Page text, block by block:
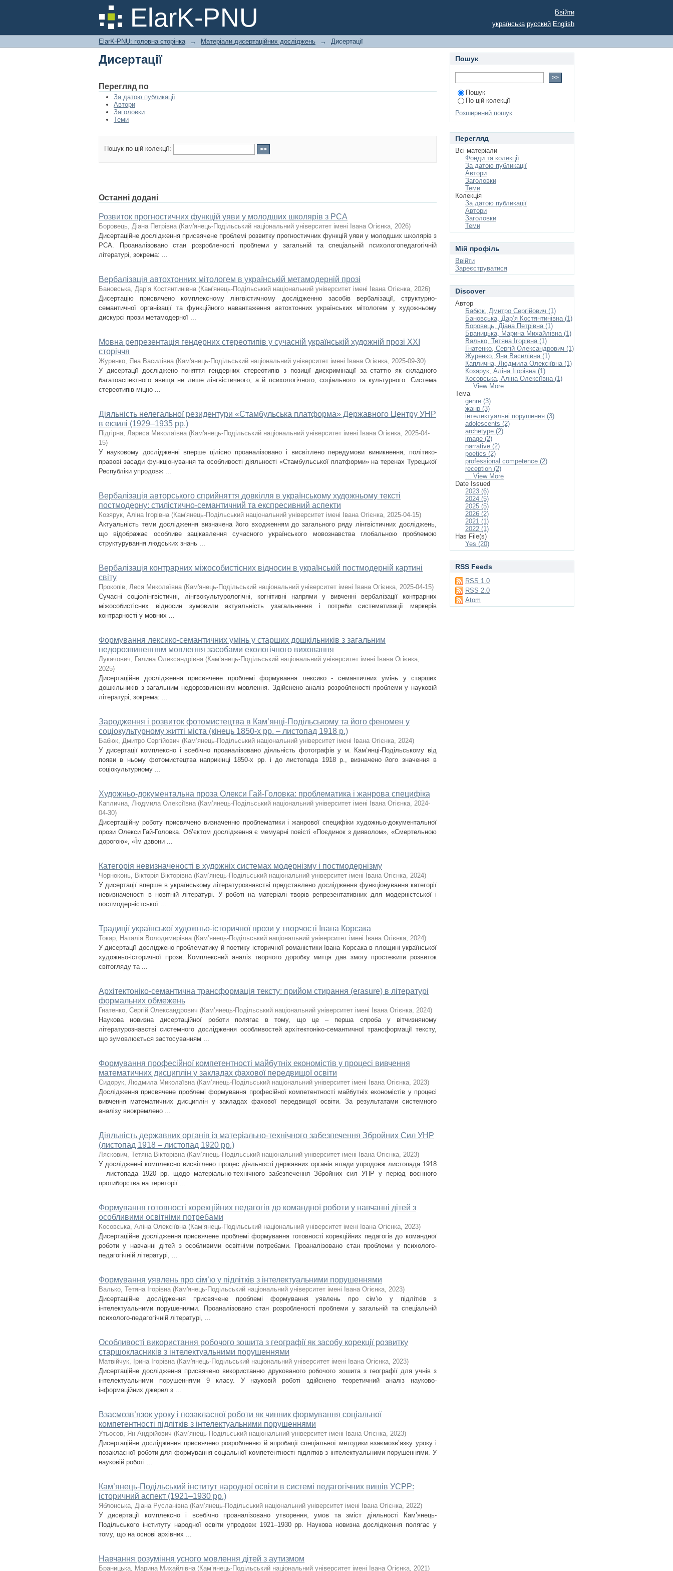
ElarK-PNU
Дисертації
Ввійти
українська русский English
ElarK-PNU: головна сторінка → Матеріали дисертаційних досліджень → Дисертації
Дисертації
Перегляд по
За датою публикації
Автори
Заголовки
Теми
Пошук по цій колекції:
Останні додані
Розвиток прогностичних функцій уяви у молодших школярів з РСА
Боровець, Діана Петрівна (Кам'янець-Подільський національний університет імені Івана Огієнка, 2026)
Дисертаційне дослідження присвячене проблемі розвитку прогностичних функцій уяви у молодших школярів з
РСА. Проаналізовано стан розробленості проблеми у загальній та спеціальній психолого­педагогічній
літературі, зокрема: ...
Вербалізація автохтонних мітологем в українській метамодерній прозі
Бановська, Дар’я Костянтинівна (Кам'янець-Подільський національний університет імені Івана Огієнка, 2026)
Дисертацію присвячено комплексному лінгвістичному дослідженню засобів вербалізації, структурно-
семантичної організації та функційного навантаження автохтонних українських мітологем у художньому
дискурсі прози метамодерної ...
Мовна репрезентація гендерних стереотипів у сучасній українській художній прозі ХХІ
сторіччя
Журенко, Яна Василівна (Кам'янець-Подільський національний університет імені Івана Огієнка, 2025-09-30)
У дисертації досліджено поняття гендерних стереотипів з позиції дискримінації за статтю як складного
багатоаспектного явища не лише лінгвістичного, а й психологічного, соціального та культурного. Система
стереотипів міцно ...
Діяльність нелегальної резидентури «Стамбульська платформа» Державного Центру УНР
в екзилі (1929–1935 рр.)
Підгірна, Лариса Миколаївна (Кам'янець-Подільський національний університет імені Івана Огієнка, 2025-04-
15)
У науковому дослідженні вперше цілісно проаналізовано і висвітлено передумови виникнення, політико-
правові засади функціонування та особливості діяльності «Стамбульської платформи» на теренах Турецької
Республіки упродовж ...
Вербалізація авторського сприйняття довкілля в українському художньому тексті
постмодерну: стилістично-семантичний та експресивний аспекти
Козярук, Аліна Ігорівна (Кам'янець-Подільський національний університет імені Івана Огієнка, 2025-04-15)
Актуальність теми дослідження визначена його входженням до загального ряду лінгвістичних досліджень,
що відображає особливе зацікавлення сучасного українського мовознавства глобальною проблемою
структурування людських знань ...
Вербалізація контрарних міжособистісних відносин в українській постмодерній картині
світу
Прокопів, Леся Миколаївна (Кам'янець-Подільський національний університет імені Івана Огієнка, 2025-04-15)
Сучасні соціолінгвістичні, лінгвокультурологічні, когнітивні напрями у вивченні вербалізації контрарних
міжособистісних відносин зумовили актуальність узагальнення і потреби систематизації маркерів
контрарності у мовних ...
Формування лексико-семантичних умінь у старших дошкільників з загальним
недорозвиненням мовлення засобами екологічного виховання
Лукачович, Галина Олександрівна (Кам’янець-Подільський національний університет імені Івана Огієнка,
2025)
Дисертаційне дослідження присвячене проблемі формування лексико - семантичних умінь у старших
дошкільників з загальним недорозвиненням мовлення. Здійснено аналіз розробленості проблеми у науковій
літературі, зокрема: ...
Зародження і розвиток фотомистецтва в Кам’янці-Подільському та його феномен у
соціокультурному житті міста (кінець 1850-х рр. – листопад 1918 р.)
Бабюк, Дмитро Сергійович (Кам’янець-Подільський національний університет імені Івана Огієнка, 2024)
У дисертації комплексно і всебічно проаналізовано діяльність фотографів у м. Кам’янці-Подільському від
появи в ньому фотомистецтва наприкінці 1850-х рр. і до листопада 1918 р., визначено його значення в
соціокультурному ...
Художньо-документальна проза Олекси Гай-Головка: проблематика і жанрова специфіка
Каплична, Людмила Олексіївна (Кам’янець-Подільський національний університет імені Івана Огієнка, 2024-
04-30)
Дисертаційну роботу присвячено визначенню проблематики і жанрової специфіки художньо-документальної
прози Олекси Гай-Головка. Об’єктом дослідження є мемуарні повісті «Поєдинок з дияволом», «Смертельною
дорогою», «Їм дзвони ...
Категорія невизначеності в художніх системах модернізму і постмодернізму
Чорноконь, Вікторія Вікторівна (Кам’янець-Подільський національний університет імені Івана Огієнка, 2024)
У дисертації вперше в українському літературознавстві представлено дослідження функціонування категорії
невизначеності в новітній літературі. У роботі на матеріалі творів репрезентативних для модерністської і
постмодерністської ...
Традиції української художньо-історичної прози у творчості Івана Корсака
Токар, Наталія Володимирівна (Кам’янець-Подільський національний університет імені Івана Огієнка, 2024)
У дисертації досліджено проблематику й поетику історичної романістики Івана Корсака в площині української
художньо-історичної прози. Комплексний аналіз творчого доробку митця дав змогу простежити розвиток
світогляду та ...
Архітектоніко-семантична трансформація тексту: прийом стирання (erasure) в літературі
формальних обмежень
Гнатенко, Сергій Олександрович (Кам’янець-Подільський національний університет імені Івана Огієнка, 2024)
Наукова новизна дисертаційної роботи полягає в тому, що це – перша спроба у вітчизняному
літературознавстві системного дослідження особливостей архітектоніко-семантичної трансформації тексту,
що зумовлюється застосуванням ...
Формування професійної компетентності майбутніх економістів у процесі вивчення
математичних дисциплін у закладах фахової передвищої освіти
Сидорук, Людмила Миколаївна (Кам’янець-Подільський національний університет імені Івана Огієнка, 2023)
Дослідження присвячене проблемі формування професійної компетентності майбутніх економістів у процесі
вивчення математичних дисциплін у закладах фахової передвищої освіти. За результатами системного
аналізу виокремлено ...
Діяльність державних органів із матеріально-технічного забезпечення Збройних Сил УНР
(листопад 1918 – листопад 1920 рр.)
Ляскович, Тетяна Вікторівна (Кам’янець-Подільський національний університет імені Івана Огієнка, 2023)
У дослідженні комплексно висвітлено процес діяльності державних органів влади упродовж листопада 1918
– листопада 1920 рр. щодо матеріально-технічного забезпечення Збройних сил УНР у період воєнного
протиборства на території ...
Формування готовності корекційних педагогів до командної роботи у навчанні дітей з
особливими освітніми потребами
Косовська, Аліна Олексіївна (Кам’янець-Подільський національний університет імені Івана Огієнка, 2023)
Дисертаційне дослідження присвячене проблемі формування готовності корекційних педагогів до командної
роботи у навчанні дітей з особливими освітніми потребами. Проаналізовано стан проблеми у психолого-
педагогічній літературі, ...
Формування уявлень про сім’ю у підлітків з інтелектуальними порушеннями
Валько, Тетяна Ігорівна (Кам'янець-Подільський національний університет імені Івана Огієнка, 2023)
Дисертаційне дослідження присвячене проблемі формування уявлень про сім’ю у підлітків з
інтелектуальними порушеннями. Проаналізовано стан розробленості проблеми у загальній та спеціальній
психолого-педагогічній літературі, ...
Особливості використання робочого зошита з географії як засобу корекції розвитку
старшокласників з інтелектуальними порушеннями
Матвійчук, Ірина Ігорівна (Кам'янець-Подільський національний університет імені Івана Огієнка, 2023)
Дисертаційне дослідження присвячено використанню друкованого робочого зошита з географії для учнів з
інтелектуальними порушеннями 9 класу. У науковій роботі здійснено теоретичний аналіз науково-
інформаційних джерел з ...
Взаємозв’язок уроку і позакласної роботи як чинник формування соціальної
компетентності підлітків з інтелектуальними порушеннями
Утьосов, Ян Андрійович (Кам’янець-Подільський національний університет імені Івана Огієнка, 2023)
Дисертаційне дослідження присвячено розробленню й апробації спеціальної методики взаємозв’язку уроку і
позакласної роботи для формування соціальної компетентності підлітків з інтелектуальними порушеннями. У
науковій роботі ...
Кам’янець-Подільський інститут народної освіти в системі педагогічних вишів УСРР:
історичний аспект (1921–1930 рр.)
Яблонська, Діана Русланівна (Кам’янець-Подільський національний університет імені Івана Огієнка, 2022)
У дисертації комплексно і всебічно проаналізовано утворення, умов та зміст діяльності Кам’янець-
Подільського інституту народної освіти упродовж 1921–1930 рр. Наукова новизна дослідження полягає у
тому, що на основі архівних ...
Навчання розуміння усного мовлення дітей з аутизмом
Браницька, Марина Михайлівна (Кам’янець-Подільський національний університет імені Івана Огієнка, 2021)
Пошук
Пошук
По цій колекції
Розширений пошук
Перегляд
Всі матеріали
Фонди та колекції
За датою публикації
Автори
Заголовки
Теми
Колекція
За датою публикації
Автори
Заголовки
Теми
Мій профіль
Ввійти
Зареєструватися
Discover
Автор
Бабюк, Дмитро Сергійович (1)
Бановська, Дар’я Костянтинівна (1)
Боровець, Діана Петрівна (1)
Браницька, Марина Михайлівна (1)
Валько, Тетяна Ігорівна (1)
Гнатенко, Сергій Олександрович (1)
Журенко, Яна Василівна (1)
Каплична, Людмила Олексіївна (1)
Козярук, Аліна Ігорівна (1)
Косовська, Аліна Олексіївна (1)
... View More
Тема
genre (3)
жанр (3)
інтелектуальні порушення (3)
adolescents (2)
archetype (2)
image (2)
narrative (2)
poetics (2)
professional competence (2)
reception (2)
... View More
Date Issued
2023 (6)
2024 (5)
2025 (5)
2026 (2)
2021 (1)
2022 (1)
Has File(s)
Yes (20)
RSS Feeds
RSS 1.0
RSS 2.0
Atom